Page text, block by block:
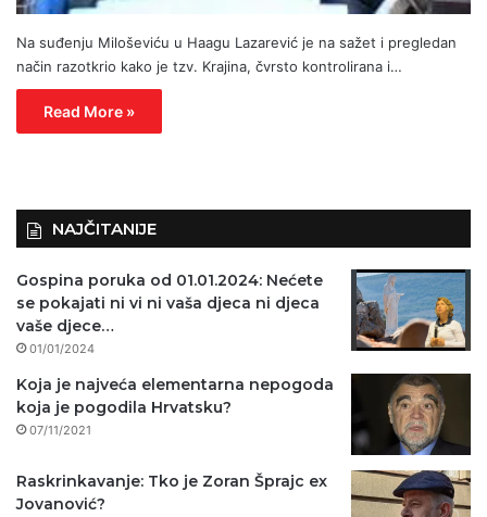
Na suđenju Miloševiću u Haagu Lazarević je na sažet i pregledan
način razotkrio kako je tzv. Krajina, čvrsto kontrolirana i…
Read More »
NAJČITANIJE
Gospina poruka od 01.01.2024: Nećete
se pokajati ni vi ni vaša djeca ni djeca
vaše djece…
01/01/2024
Koja je najveća elementarna nepogoda
koja je pogodila Hrvatsku?
07/11/2021
Raskrinkavanje: Tko je Zoran Šprajc ex
Jovanović?